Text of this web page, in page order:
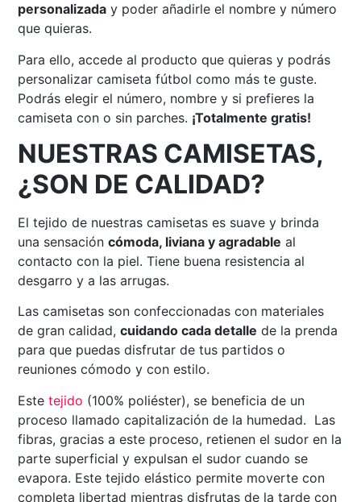
personalizada y poder añadirle el nombre y número
que quieras.
Para ello, accede al producto que quieras y podrás
personalizar camiseta fútbol como más te guste.
Podrás elegir el número, nombre y si prefieres la
camiseta con o sin parches. ¡Totalmente gratis!
NUESTRAS CAMISETAS,
¿SON DE CALIDAD?
El tejido de nuestras camisetas es suave y brinda
una sensacióncómoda, liviana y agradable al
contacto con la piel. Tiene buena resistencia al
desgarro y a las arrugas.
Las camisetas son confeccionadas con materiales
de gran calidad,cuidando cada detalle de la prenda
para que puedas disfrutar de tus partidos o
reuniones cómodo y con estilo.
Estetejido (100% poliéster), se beneficia de un
proceso llamado capitalización de la humedad. Las
fibras, gracias a este proceso, retienen el sudor en la
parte superficial y expulsan el sudor cuando se
evapora. Este tejido elástico permite moverte con
completa libertad mientras disfrutas de la tarde con